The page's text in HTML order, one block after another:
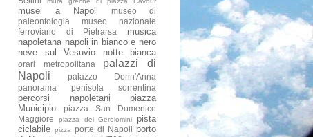
musei a Napoli
museo di
paleontologia
museo nazionale
ferroviario di Pietrarsa
musica
napoletana napoli in bianco e nero
neve sul Vesuvio
notte bianca
orari metropolitana
palazzi di
Napoli
palazzo Donn'Anna
panorama penisola sorrentina
percorsi napoletani
piazza
Municipio
piazza San Domenico
Maggiore
piazza dei Gerolomini
pista
ciclabile pizza porte di Napoli porto